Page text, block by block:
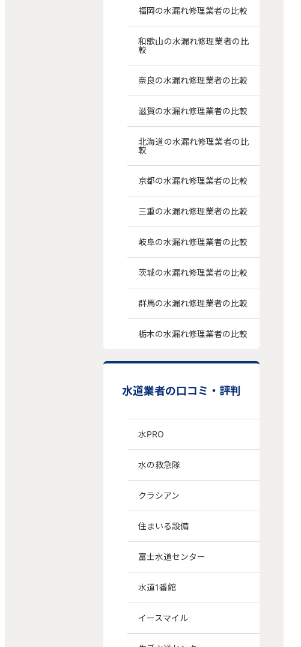
福岡の水漏れ修理業者の比較
和歌山の水漏れ修理業者の比
較
奈良の水漏れ修理業者の比較
滋賀の水漏れ修理業者の比較
北海道の水漏れ修理業者の比
較
京都の水漏れ修理業者の比較
三重の水漏れ修理業者の比較
岐阜の水漏れ修理業者の比較
茨城の水漏れ修理業者の比較
群馬の水漏れ修理業者の比較
栃木の水漏れ修理業者の比較
水道業者の口コミ・評判
水PRO
水の救急隊
クラシアン
住まいる設備
富士水道センター
水道1番館
イースマイル